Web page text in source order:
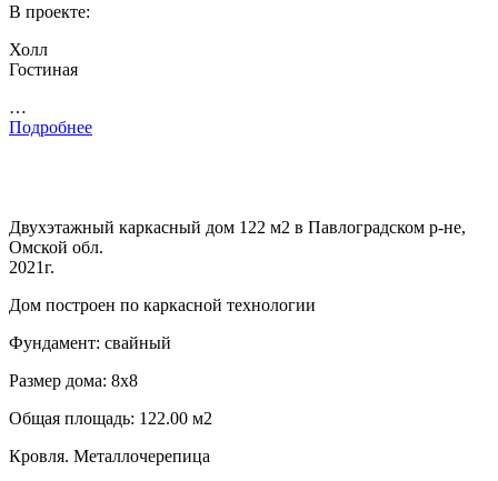
В проекте:
Холл
Гостиная
…
Подробнее
Двухэтажный каркасный дом 122 м2 в Павлоградском р-не,
Омской обл.
2021г.
Дом построен по каркасной технологии
Фундамент: свайный
Размер дома: 8х8
Общая площадь: 122.00 м2
Кровля. Металлочерепица